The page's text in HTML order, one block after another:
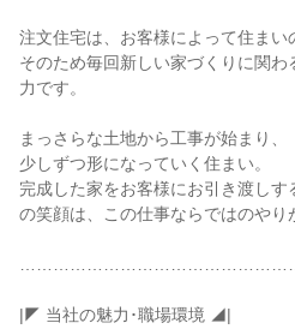
注文住宅は、お客様によって住まい
そのため毎回新しい家づくりに関
力です。
まっさらな土地から工事が始まり、
少しずつ形になっていく住まい。
完成した家をお客様にお引き渡しす
の笑顔は、この仕事ならではのやり
|◤ 当社の魅力･職場環境 ◢|